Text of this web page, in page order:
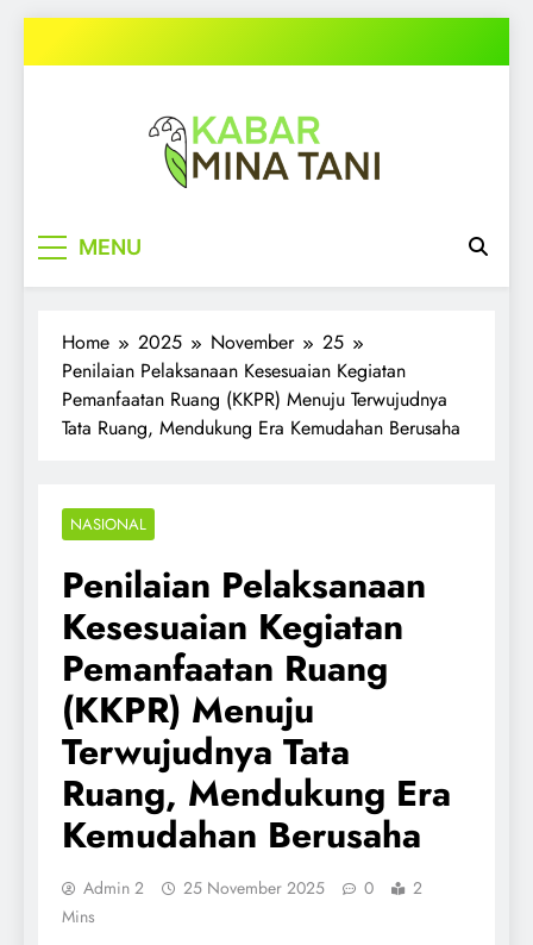
to
MENU
Home 2025 November
25
Penilaian Pelaksanaan Kesesuaian Kegiatan
Pemanfaatan Ruang (KKPR) Menuju Terwujudnya
Tata Ruang, Mendukung Era Kemudahan Berusaha
NASIONAL
Penilaian Pelaksanaan
Kesesuaian Kegiatan
Pemanfaatan Ruang
(KKPR) Menuju
Terwujudnya Tata
Ruang, Mendukung Era
Kemudahan Berusaha
Admin 2 25 November 2025 0
2
Mins